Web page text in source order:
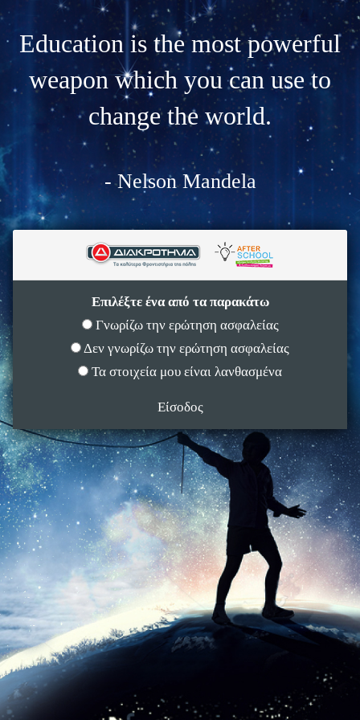
Education is the most powerful
weapon which you can use to
change the world.
- Nelson Mandela
Επιλέξτε ένα από τα παρακάτω
Γνωρίζω την ερώτηση ασφαλείας
Δεν γνωρίζω την ερώτηση ασφαλείας
Τα στοιχεία μου είναι λανθασμένα
Είσοδος